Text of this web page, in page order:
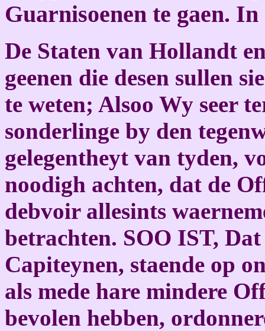
Guarnisoenen te gaen.
De Staten van Hollandt
geenen die desen sullen
te weten; Alsoo Wy seer
sonderlinge by den
gelegentheyt van tyden,
noodigh achten, dat de
debvoir allesints
betrachten. SOO IST,
Capiteynen, staende op
als mede hare mindere
bevolen hebben,